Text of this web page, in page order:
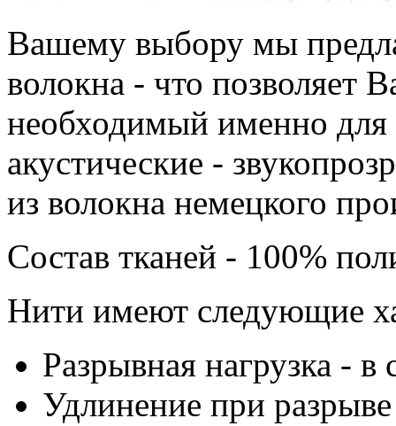
Вашему выбору мы
волокна - что позволяет
необходимый именно для
акустические -
из волокна немецкого
Состав тканей - 100%
Нити имеют следующие
Разрывная нагрузка -
Удлинение при